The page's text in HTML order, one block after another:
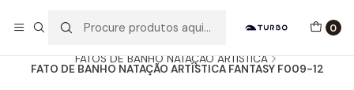
0
FATOS DE BANHO NATAÇÃO ARTÍSTICA
FATO DE BANHO NATAÇÃO ARTÍSTICA FANTASY F009-12